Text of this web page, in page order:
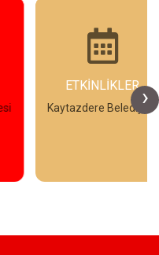
›
ETKİNLİKLER
Kaytazdere Belediyesi